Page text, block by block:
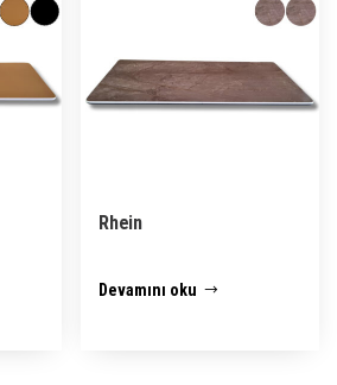
Rhein
Devamını oku